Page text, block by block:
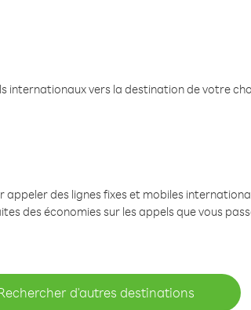
internationaux vers la destination de votre
des lignes fixes et mobiles
des économies sur les appels que vous
d'autres destinations